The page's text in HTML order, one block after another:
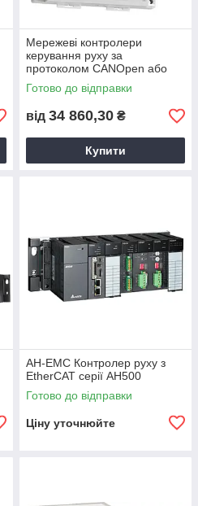
Мережеві контролери
керування руху за
протоколом CANOpen або
EtherCAT DVP-MC
Готово до відправки
від 34 860,30 ₴
Купити
AH-EMC Контролер руху з
EtherCAT серії AH500
Готово до відправки
Ціну уточнюйте